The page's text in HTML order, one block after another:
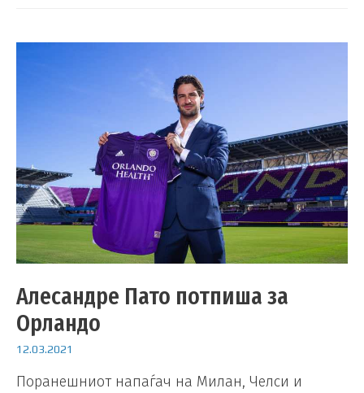
Алесандре Пато потпиша за
Орландо
12.03.2021
Поранешниот напаѓач на Милан, Челси и